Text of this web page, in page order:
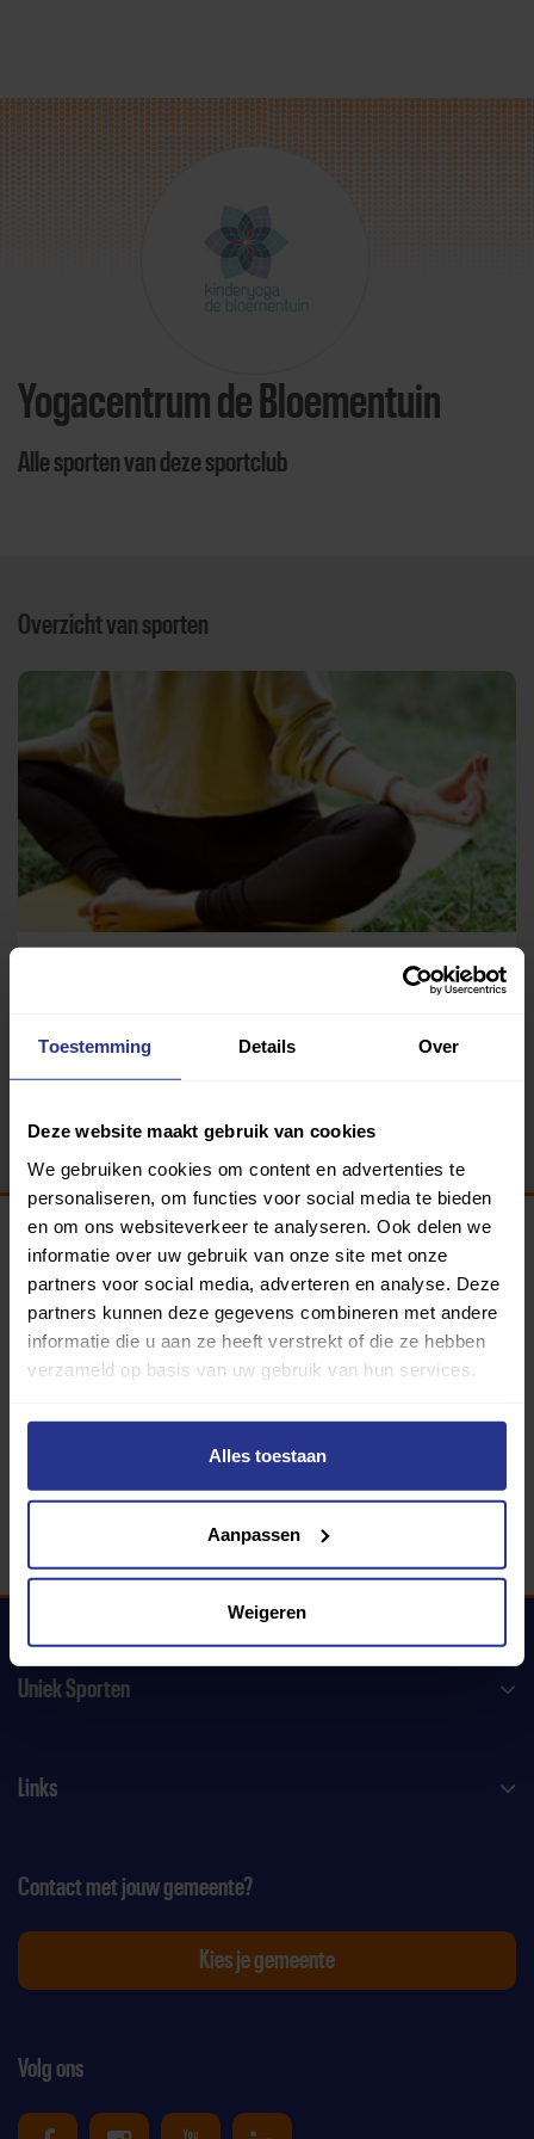
Toestemming Details Over
Deze website maakt gebruik van cookies
We gebruiken cookies om content en advertenties te
personaliseren, om functies voor social media te bieden
en om ons websiteverkeer te analyseren. Ook delen we
informatie over uw gebruik van onze site met onze
partners voor social media, adverteren en analyse. Deze
partners kunnen deze gegevens combineren met andere
informatie die u aan ze heeft verstrekt of die ze hebben
verzameld op basis van uw gebruik van hun services.
Alles toestaan
Aanpassen
Weigeren
Yogacentrum de Bloementuin
Alle sporten van deze sportclub
Overzicht van sporten
Programma van:
340 gemeenten
Uniek Sporten
Links
Volg ons
Contact met jouw gemeente?
Kies je gemeente